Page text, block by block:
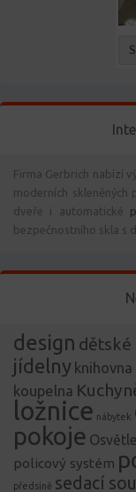
Firma Gerbrich nabízí
moderních skleněných
dveře i automatické
bezpečnostního skla s
design dětské
jídelny knihovna
koupelna
ložnice nábytek
pokoje
policový systém
předsíně sedací